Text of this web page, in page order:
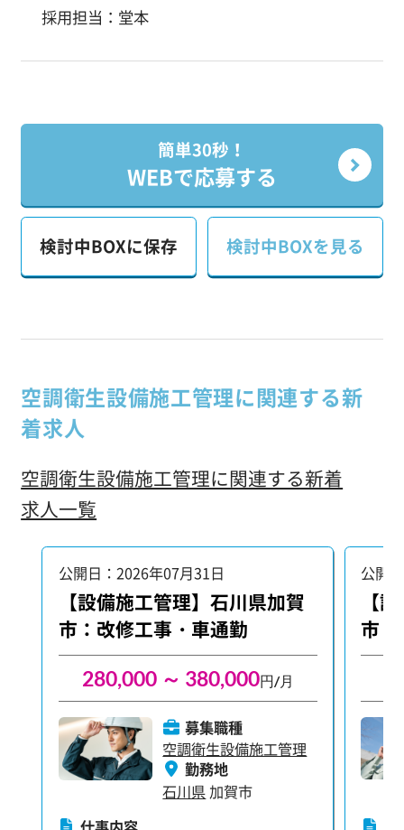
採用担当：堂本
検討中BOXに保存 検討中BOXを見る
簡単30秒！
WEBで応募する
空調衛生設備施工管理に関連する新
着求人
空調衛生設備施工管理に関連する新着
求人一覧
公開日：2026年07月31日
【設備施工管理】石川県加賀
市：改修工事・車通勤
280,000 ～ 380,000円/月
募集職種
空調衛生設備施工管理
勤務地
石川県 加賀市
公開
【
市